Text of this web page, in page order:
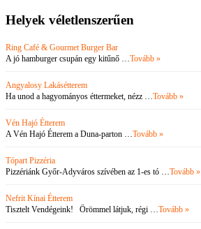
Helyek véletlenszerűen
Ring Café & Gourmet Burger Bar
A jó hamburger csupán egy kitűnő … Tovább »
Angyalosy Lakásétterem
Ha unod a hagyományos éttermeket, nézz … Tovább »
Vén Hajó Étterem
A Vén Hajó Étterem a Duna-parton … Tovább »
Tópart Pizzéria
Pizzériánk Győr-Adyváros szívében az 1-es tó … Tovább »
Nefrit Kínai Étterem
Tisztelt Vendégeink! Örömmel látjuk, régi … Tovább »